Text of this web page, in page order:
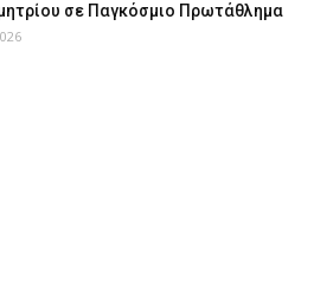
σε Παγκόσμιο Πρωτάθλημα